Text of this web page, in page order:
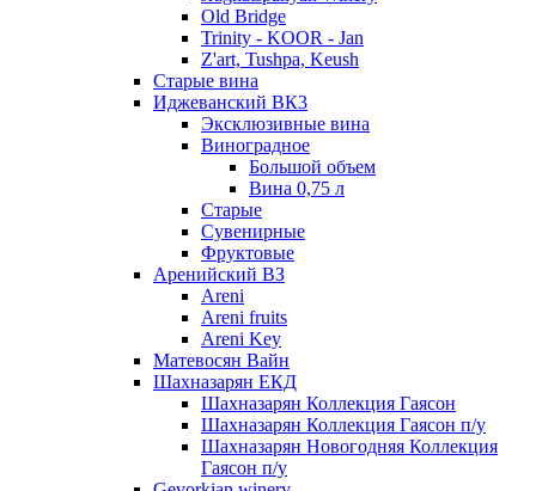
Old Bridge
Trinity - KOOR - Jan
Z'art, Tushpa, Keush
Старые вина
Иджеванский ВК3
Эксклюзивные вина
Виноградное
Большой объем
Вина 0,75 л
Старые
Сувенирные
Фруктовые
Аренийский ВЗ
Areni
Areni fruits
Areni Key
Матевосян Вайн
Шахназарян ЕКД
Шахназарян Коллекция Гаясон
Шахназарян Коллекция Гаясон п/у
Шахназарян Новогодняя Коллекция
Гаясон п/у